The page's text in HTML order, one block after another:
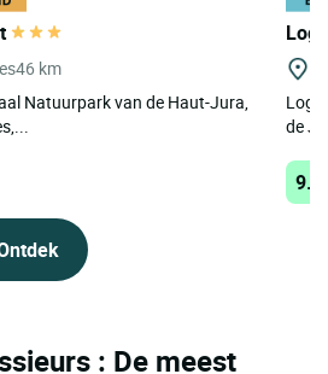
46 km
Natuurpark van de Haut-Jura,
de
: De meest